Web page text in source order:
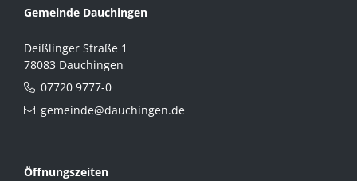
Gemeinde Dauchingen
Deißlinger Straße 1
78083 Dauchingen
07720 9777-0
gemeinde@dauchingen.de
Öffnungszeiten